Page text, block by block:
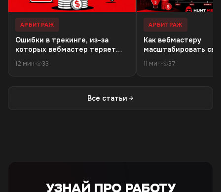
АРБИТРАЖ
Ошибки в трекинге, из-за
которых вебмастер теряет
12 мин· 33
АРБИТРАЖ
Как вебмастеру
масштабировать
трафика
11 мин· 37
Все статьи
УЗНАЙ ПРО РАБОТУ